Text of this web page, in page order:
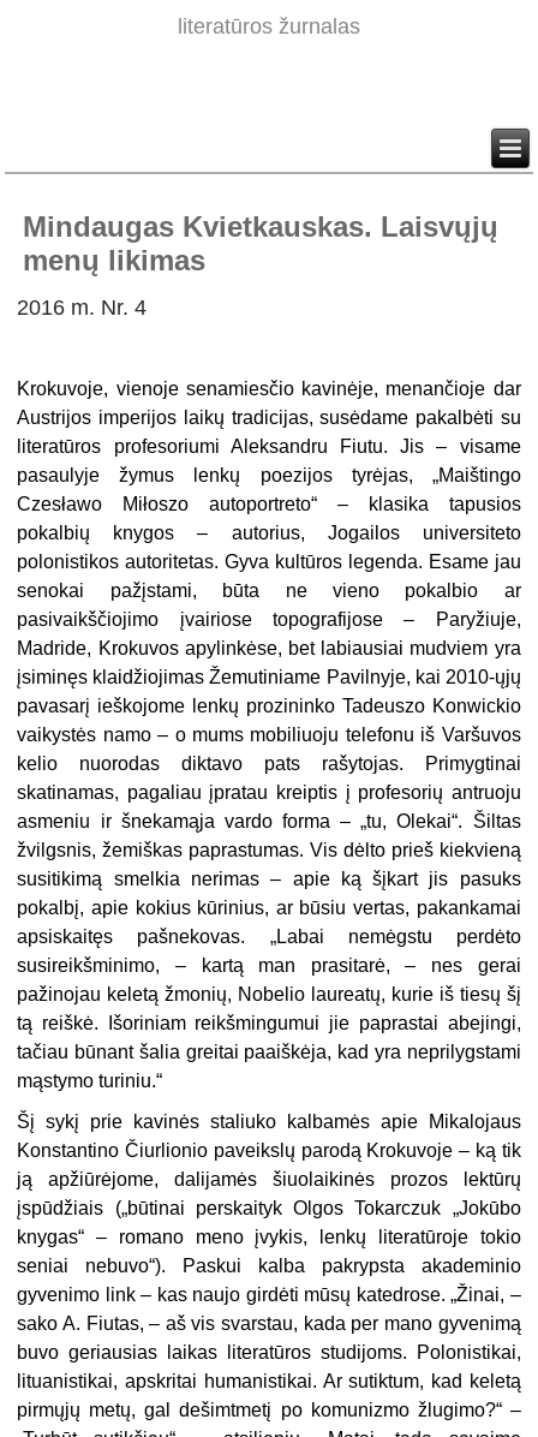
literatūros žurnalas
Mindaugas Kvietkauskas. Laisvųjų
menų likimas
2016 m. Nr. 4
Krokuvoje, vienoje senamiesčio kavinėje, menančioje dar
Austrijos imperijos laikų tradicijas, susėdame pakalbėti su
literatūros profesoriumi Aleksandru Fiutu. Jis – visame
pasaulyje žymus lenkų poezijos tyrėjas, „Maištingo
Czesławo Miłoszo autoportreto“ – klasika tapusios
pokalbių knygos – autorius, Jogailos universiteto
polonistikos autoritetas. Gyva kultūros legenda. Esame jau
senokai pažįstami, būta ne vieno pokalbio ar
pasivaikščiojimo įvairiose topografijose – Paryžiuje,
Madride, Krokuvos apylinkėse, bet labiausiai mudviem yra
įsiminęs klaidžiojimas Žemutiniame Pavilnyje, kai 2010-ųjų
pavasarį ieškojome lenkų prozininko Tadeuszo Konwickio
vaikystės namo – o mums mobiliuoju telefonu iš Varšuvos
kelio nuorodas diktavo pats rašytojas. Primygtinai
skatinamas, pagaliau įpratau kreiptis į profesorių antruoju
asmeniu ir šnekamąja vardo forma – „tu, Olekai“. Šiltas
žvilgsnis, žemiškas paprastumas. Vis dėlto prieš kiekvieną
susitikimą smelkia nerimas – apie ką šįkart jis pasuks
pokalbį, apie kokius kūrinius, ar būsiu vertas, pakankamai
apsiskaitęs pašnekovas. „Labai nemėgstu perdėto
susireikšminimo, – kartą man prasitarė, – nes gerai
pažinojau keletą žmonių, Nobelio laureatų, kurie iš tiesų šį
tą reiškė. Išoriniam reikšmingumui jie paprastai abejingi,
tačiau būnant šalia greitai paaiškėja, kad yra neprilygstami
mąstymo turiniu.“
Šį sykį prie kavinės staliuko kalbamės apie Mikalojaus
Konstantino Čiurlionio paveikslų parodą Krokuvoje – ką tik
ją apžiūrėjome, dalijamės šiuolaikinės prozos lektūrų
įspūdžiais („būtinai perskaityk Olgos Tokarczuk „Jokūbo
knygas“ – romano meno įvykis, lenkų literatūroje tokio
seniai nebuvo“). Paskui kalba pakrypsta akademinio
gyvenimo link – kas naujo girdėti mūsų katedrose. „Žinai, –
sako A. Fiutas, – aš vis svarstau, kada per mano gyvenimą
buvo geriausias laikas literatūros studijoms. Polonistikai,
lituanistikai, apskritai humanistikai. Ar sutiktum, kad keletą
pirmųjų metų, gal dešimtmetį po komunizmo žlugimo?“ –